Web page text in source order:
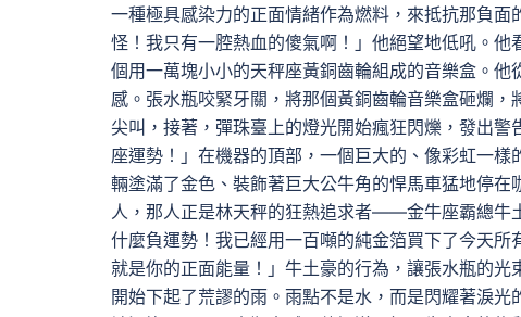
一種極具感染力的正面情緒作為燃料，來抵抗那負
怪！我只有一腔熱血的傻氣啊！」他絕望地低吼。
個用一萬塊小小的天秤座黃銅齒輪組成的音樂盒。
感。張水瓶咬緊牙關，將那個黃銅齒輪音樂盒砸爛
尖叫，接著，彈珠臺上的燈光開始瘋狂閃爍，發出
座運勢！」在機器的頂部，一個巨大的、像彩虹一
輛塗滿了金色、裝飾著巨大公牛角的悍馬車猛地停
人，那人正是林天秤的狂熱追求者——金牛座霸總牛
什麼負運勢！我已經用一百噸的純金箔買下了今天
就是你的正面能量！」牛土豪的行為，讓張水瓶的
開始下起了荒謬的雨。雨點不是水，而是閃耀著淚